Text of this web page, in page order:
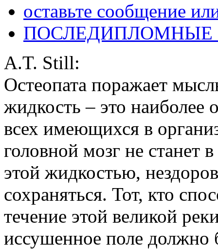
оставьте сообщение
A.T. Still:
Остеопата поражает
жидкость – это наиболее
всех имеющихся в
головной мозг не станет
этой жидкостью,
сохраняться. Тот, кто
течение этой великой
иссушенное поле должно